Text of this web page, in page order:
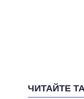
ЧИТАЙТЕ